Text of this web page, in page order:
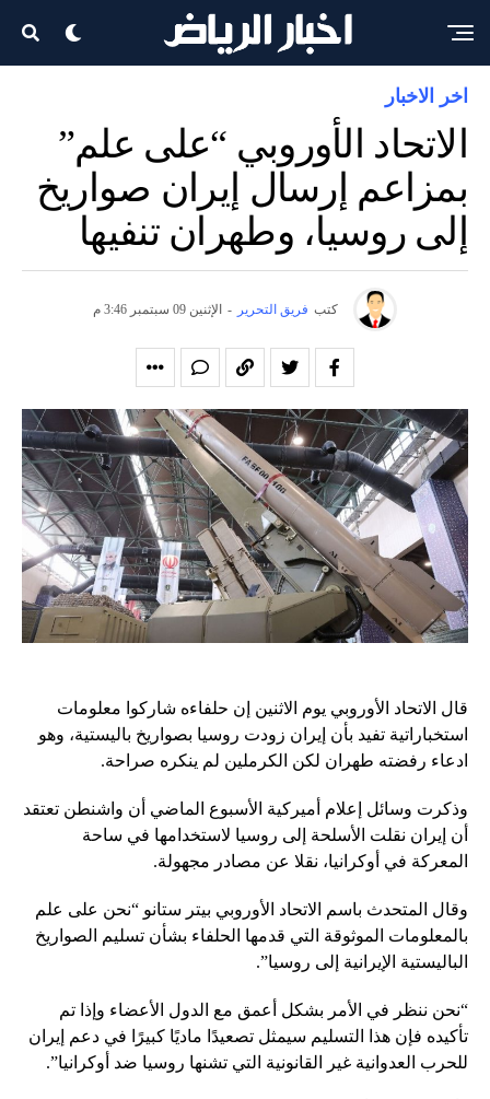
اخر الاخبار
الاتحاد الأوروبي “على علم”
بمزاعم إرسال إيران صواريخ
إلى روسيا، وطهران تنفيها
كتب فريق التحرير - الإثنين 09 سبتمبر 3:46 م
قال الاتحاد الأوروبي يوم الاثنين إن حلفاءه شاركوا معلومات
استخباراتية تفيد بأن إيران زودت روسيا بصواريخ باليستية، وهو
ادعاء رفضته طهران لكن الكرملين لم ينكره صراحة.
وذكرت وسائل إعلام أميركية الأسبوع الماضي أن واشنطن تعتقد
أن إيران نقلت الأسلحة إلى روسيا لاستخدامها في ساحة
المعركة في أوكرانيا، نقلا عن مصادر مجهولة.
وقال المتحدث باسم الاتحاد الأوروبي بيتر ستانو “نحن على علم
بالمعلومات الموثوقة التي قدمها الحلفاء بشأن تسليم الصواريخ
الباليستية الإيرانية إلى روسيا”.
“نحن ننظر في الأمر بشكل أعمق مع الدول الأعضاء وإذا تم
تأكيده فإن هذا التسليم سيمثل تصعيدًا ماديًا كبيرًا في دعم إيران
للحرب العدوانية غير القانونية التي تشنها روسيا ضد أوكرانيا”.